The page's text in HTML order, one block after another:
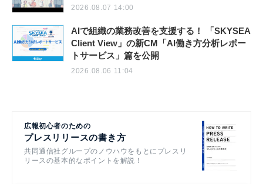
2026.08.07 14:00
AIで組織の業務改善を支援する！ 「SKYSEA
Client View」の新CM「AI働き方分析レポー
トサービス」篇を公開
2026.08.06 11:04
広報初心者のための
プレスリリースの書き方
共同通信社グループのノウハウをもとにプレスリ
リースの基本的なポイントを解説！